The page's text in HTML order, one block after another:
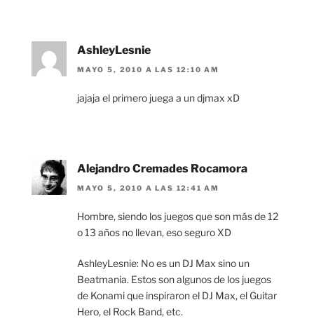
AshleyLesnie
MAYO 5, 2010 A LAS 12:10 AM
jajaja el primero juega a un djmax xD
Alejandro Cremades Rocamora
MAYO 5, 2010 A LAS 12:41 AM
Hombre, siendo los juegos que son más de 12
o 13 años no llevan, eso seguro XD
AshleyLesnie: No es un DJ Max sino un
Beatmania. Estos son algunos de los juegos
de Konami que inspiraron el DJ Max, el Guitar
Hero, el Rock Band, etc.